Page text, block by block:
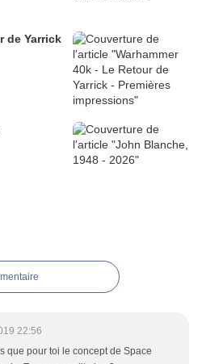
de Yarrick
22:56
que pour toi le concept de Space